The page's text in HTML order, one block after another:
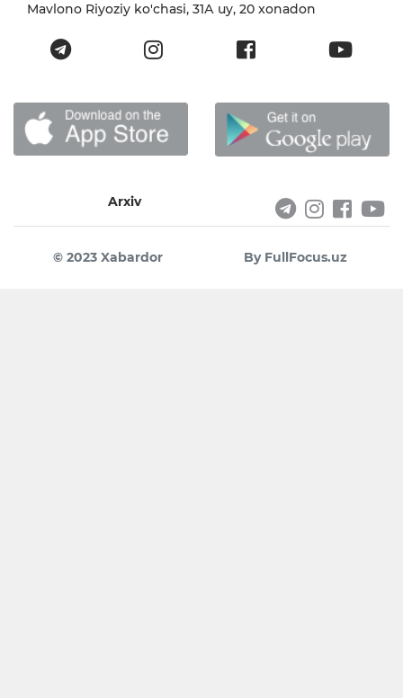
Mavlono Riyoziy ko'chasi, 31А uy, 20 xonadon
Arxiv
© 2023 Xabardor By FullFocus.uz